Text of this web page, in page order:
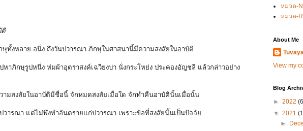
ติ
ษุทั้งหลาย อนึ่ง ถึงวันปวารณา ภิกษุในศาสนานี้มีความสงสัยในอาบัติ
ปหาภิกษุรูปหนึ่ง ห่มผ้าอุตราสงค์เฉวียงบ่า นั่งกระโหย่ง ประคองอัญชลี แล้วกล่าวอย่าง
ามสงสัยในอาบัติมีชื่อนี้ จักหมดสงสัยเมื่อใด จักทำคืนอาบัตินั้นเมื่อนั้น
วารณา แต่ไม่พึงทำอันตรายแก่ปวารณา เพราะข้อที่สงสัยนั้นเป็นปัจจัย
หมวด-
หมวด-
About Me
View my
Blog
► 2022
▼ 2021
►